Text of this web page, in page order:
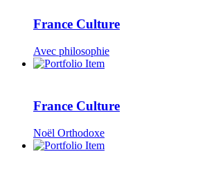
France Culture
Avec philosophie
France Culture
Noël Orthodoxe